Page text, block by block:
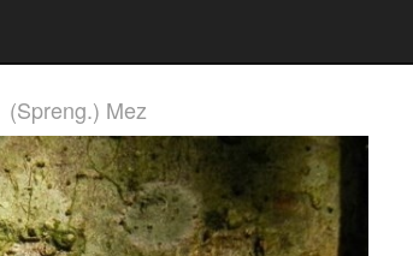
(Spreng.) Mez